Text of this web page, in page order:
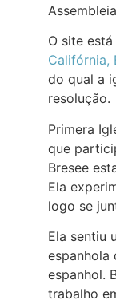
O site
Califórnia,
do qual a
resolução.
Primera
que
Bresee
Ela
logo se
Ela sentiu
espanhola
espanhol.
trabalho